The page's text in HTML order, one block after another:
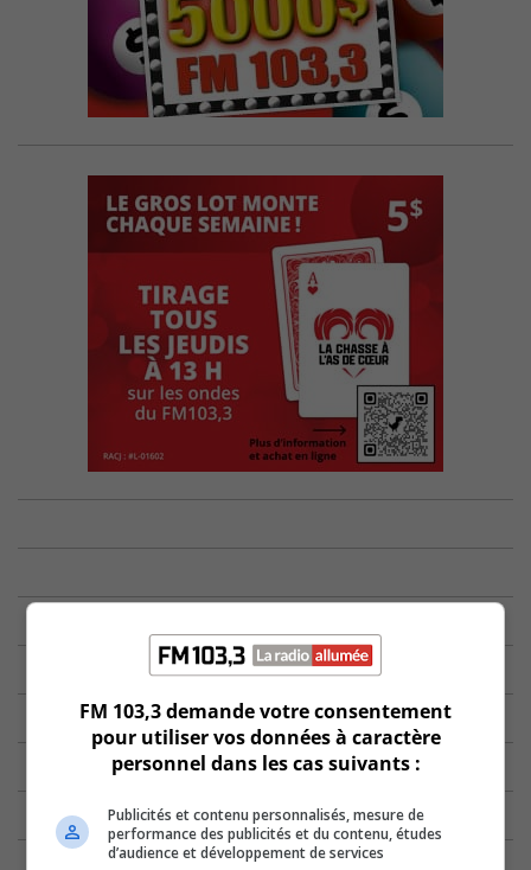
FM 103,3 demande votre consentement
pour utiliser vos données à caractère
personnel dans les cas suivants :
Publicités et contenu personnalisés, mesure de
performance des publicités et du contenu, études
d’audience et développement de services